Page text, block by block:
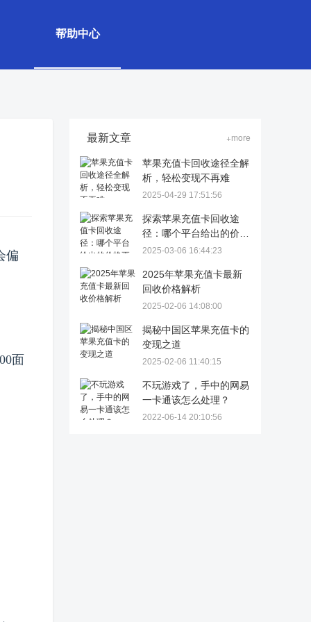
帮助中心
偏
面
最新文章 +more
苹果充值卡回收途径全解
析，轻松变现不再难
2025-04-29 17:51:56
探索苹果充值卡回收途
径：哪个平台给出的价格
更高？
2025-03-06 16:44:23
2025年苹果充值卡最新
回收价格解析
2025-02-06 14:08:00
揭秘中国区苹果充值卡的
变现之道
2025-02-06 11:40:15
不玩游戏了，手中的网易
一卡通该怎么处理？
2022-06-14 20:10:56